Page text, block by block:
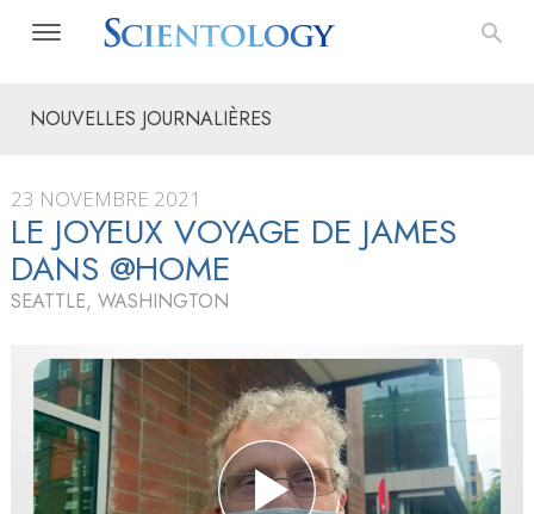
NOUVELLES JOURNALIÈRES
23 NOVEMBRE 2021
LE JOYEUX VOYAGE DE JAMES
DANS @HOME
SEATTLE, WASHINGTON